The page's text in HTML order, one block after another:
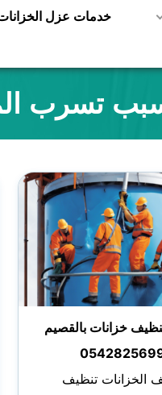
خدمات عزل
تسرب
خزانات بالقصيم
الخزانات تنظيف